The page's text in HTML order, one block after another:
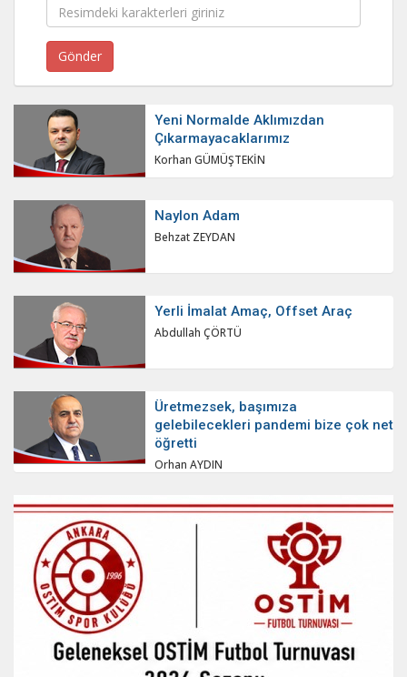
Yeni Normalde Aklımızdan
Çıkarmayacaklarımız
Korhan GÜMÜŞTEKİN
Naylon Adam
Behzat ZEYDAN
Yerli İmalat Amaç, Offset Araç
Abdullah ÇÖRTÜ
Üretmezsek, başımıza
gelebilecekleri pandemi bize çok net
öğretti
Orhan AYDIN